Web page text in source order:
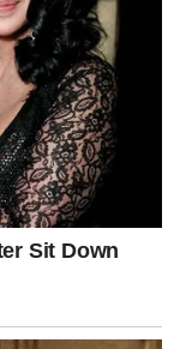
između
je govorio